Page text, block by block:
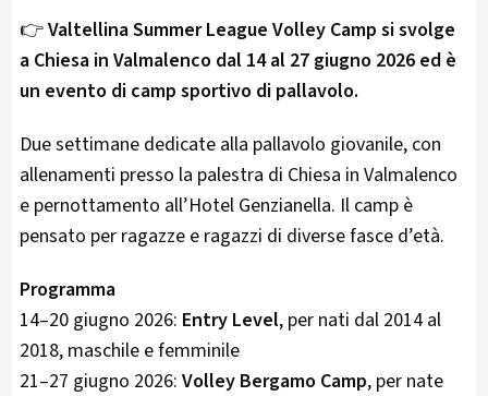
👉Valtellina Summer League Volley Camp si svolge
a Chiesa in Valmalenco dal 14 al 27 giugno 2026 ed è
un evento di camp sportivo di pallavolo.
Due settimane dedicate alla pallavolo giovanile, con
allenamenti presso la palestra di Chiesa in Valmalenco
e pernottamento all’Hotel Genzianella. Il camp è
pensato per ragazze e ragazzi di diverse fasce d’età.
Programma
14–20 giugno 2026: Entry Level, per nati dal 2014 al
2018, maschile e femminile
21–27 giugno 2026: Volley Bergamo Camp, per nate